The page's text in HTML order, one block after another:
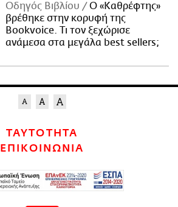
Οδηγός Βιβλίου
Ο «Καθρέφτης»
βρέθηκε στην κορυφή της
Bookvoice. Τι τον ξεχώρισε
ανάμεσα στα μεγάλα best sellers;
ΤΑΥΤΟΤΗΤΑ
ΕΠΙΚΟΙΝΩΝΙΑ